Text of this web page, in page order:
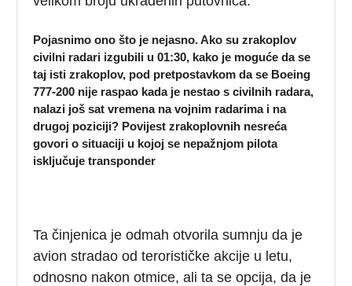
Pojasnimo ono što je nejasno. Ako su zrakoplov
civilni radari izgubili u 01:30, kako je moguće da se
taj isti zrakoplov, pod pretpostavkom da se Boeing
777-200 nije raspao kada je nestao s civilnih radara,
nalazi još sat vremena na vojnim radarima i na
drugoj poziciji? Povijest zrakoplovnih nesreća
govori o situaciji u kojoj se nepažnjom pilota
isključuje transponder
Ta činjenica je odmah otvorila sumnju da je
avion stradao od terorističke akcije u letu,
odnosno nakon otmice, ali ta se opcija, da je